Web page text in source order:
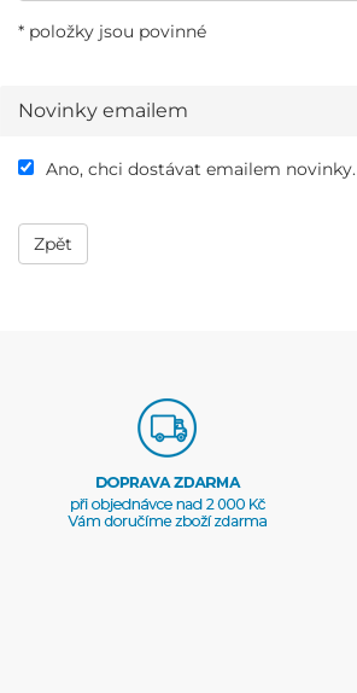
* položky jsou povinné
Novinky emailem
Ano, chci dostávat emailem novinky.
Zpět